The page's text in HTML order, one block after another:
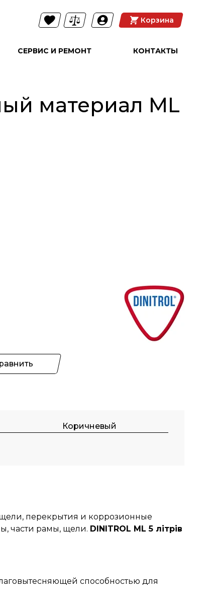
Корзина
СЕРВИС И РЕМОНТ КОНТАКТЫ
материал ML
Коричневый
перекрытия и коррозионные
части рамы, щели. DINITROL ML 5 літрів
способностью для